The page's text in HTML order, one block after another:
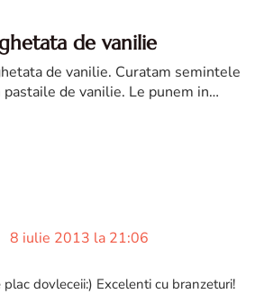
de vanilie
de vanilie. Curatam semintele
pastaile de vanilie. Le punem in
8 iulie 2013 la 21:06
plac dovleceii:) Excelenti cu branzeturi!